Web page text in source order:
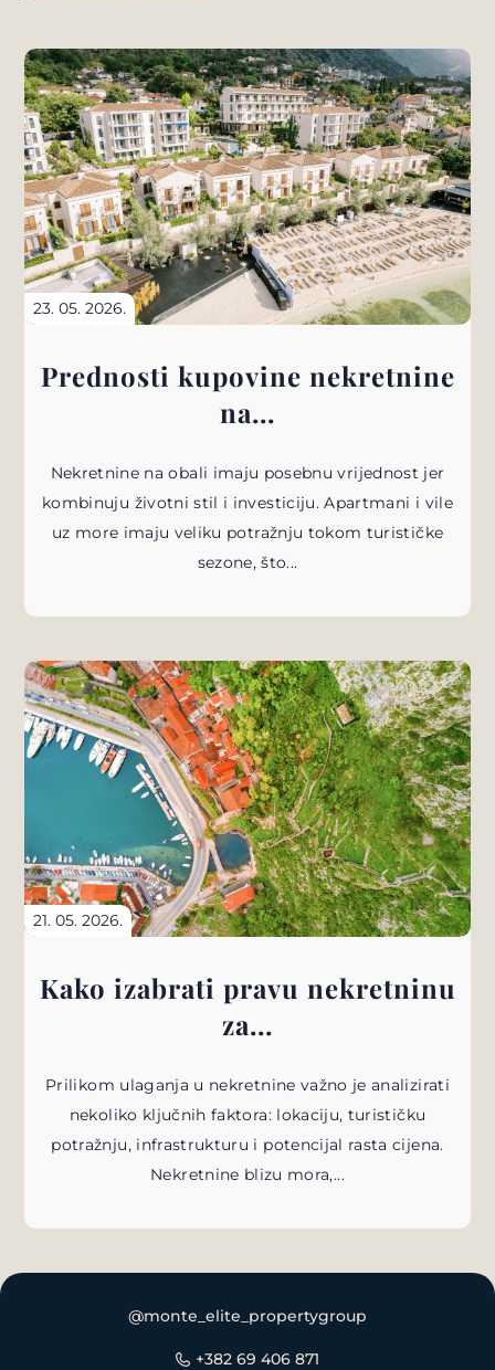
23. 05. 2026.
Prednosti kupovine nekretnine
na...
Nekretnine na obali imaju posebnu vrijednost jer
kombinuju životni stil i investiciju. Apartmani i vile
uz more imaju veliku potražnju tokom turističke
sezone, što...
21. 05. 2026.
Kako izabrati pravu nekretninu
za...
Prilikom ulaganja u nekretnine važno je analizirati
nekoliko ključnih faktora: lokaciju, turističku
potražnju, infrastrukturu i potencijal rasta cijena.
Nekretnine blizu mora,...
@monte_elite_propertygroup
+382 69 406 871